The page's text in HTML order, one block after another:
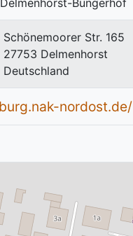
Schönemoorer Str. 165
27753 Delmenhorst
Deutschland
nordost.de/